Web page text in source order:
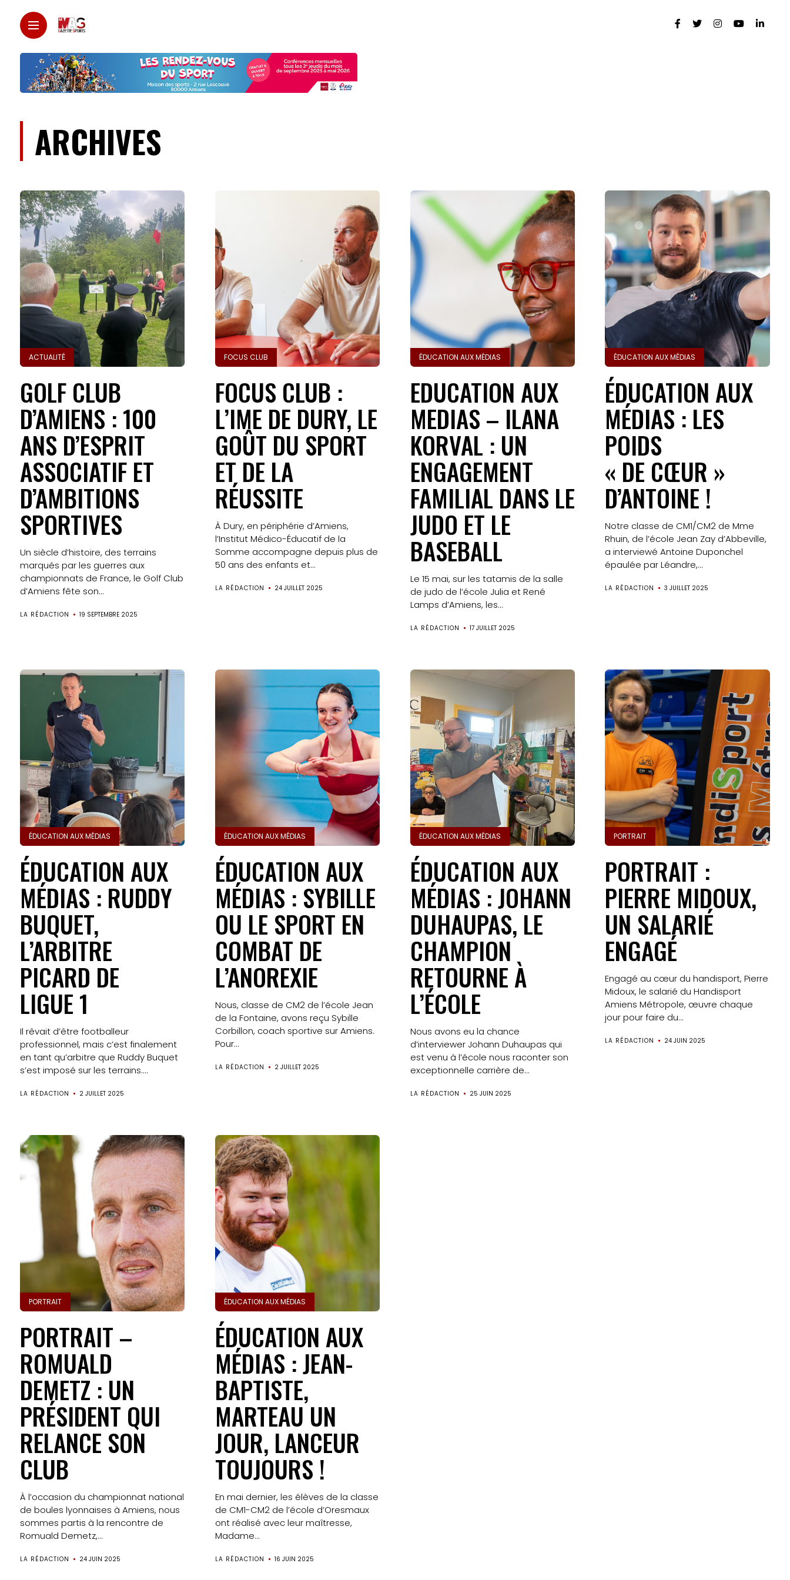
Accueil
Gazette
Sports
Actus
Le
projet
Gazette
Sports
Éducation
aux
médias
à
la
newsletter
Nos
Partenaires
Mentions
légales
Contact
Search
ARCHIVES
ACTUALITÉ
GOLF CLUB
D’AMIENS : 100
ANS D’ESPRIT
ASSOCIATIF ET
D’AMBITIONS
SPORTIVES
Un siècle d’histoire, des terrains
marqués par les guerres aux
championnats de France, le Golf Club
d’Amiens fête son...
LA RÉDACTION 19 SEPTEMBRE 2025
FOCUS CLUB
FOCUS CLUB :
L’IME DE DURY, LE
GOÛT DU SPORT
ET DE LA
RÉUSSITE
À Dury, en périphérie d’Amiens,
l’Institut Médico-Éducatif de la
Somme accompagne depuis plus de
50 ans des enfants et...
LA RÉDACTION 24 JUILLET 2025
ÉDUCATION AUX MÉDIAS
EDUCATION AUX
MEDIAS – ILANA
KORVAL : UN
ENGAGEMENT
FAMILIAL DANS LE
JUDO ET LE
BASEBALL
Le 15 mai, sur les tatamis de la salle
de judo de l’école Julia et René
Lamps d’Amiens, les...
LA RÉDACTION 17 JUILLET 2025
ÉDUCATION AUX MÉDIAS
ÉDUCATION AUX
MÉDIAS : LES
POIDS
« DE CŒUR »
D’ANTOINE !
Notre classe de CM1/CM2 de Mme
Rhuin, de l’école Jean Zay d’Abbeville,
a interviewé Antoine Duponchel
épaulée par Léandre,...
LA RÉDACTION 3 JUILLET 2025
ÉDUCATION AUX MÉDIAS
ÉDUCATION AUX
MÉDIAS : RUDDY
BUQUET,
L’ARBITRE
PICARD DE
LIGUE 1
Il rêvait d’être footballeur
professionnel, mais c’est finalement
en tant qu’arbitre que Ruddy Buquet
s’est imposé sur les terrains....
LA RÉDACTION 2 JUILLET 2025
ÉDUCATION AUX MÉDIAS
ÉDUCATION AUX
MÉDIAS : SYBILLE
OU LE SPORT EN
COMBAT DE
L’ANOREXIE
Nous, classe de CM2 de l’école Jean
de la Fontaine, avons reçu Sybille
Corbillon, coach sportive sur Amiens.
Pour...
LA RÉDACTION 2 JUILLET 2025
ÉDUCATION AUX MÉDIAS
ÉDUCATION AUX
MÉDIAS : JOHANN
DUHAUPAS, LE
CHAMPION
RETOURNE À
L’ÉCOLE
Nous avons eu la chance
d’interviewer Johann Duhaupas qui
est venu à l’école nous raconter son
exceptionnelle carrière de...
LA RÉDACTION 25 JUIN 2025
PORTRAIT
PORTRAIT :
PIERRE MIDOUX,
UN SALARIÉ
ENGAGÉ
Engagé au cœur du handisport, Pierre
Midoux, le salarié du Handisport
Amiens Métropole, œuvre chaque
jour pour faire du...
LA RÉDACTION 24 JUIN 2025
PORTRAIT
PORTRAIT –
ROMUALD
DEMETZ : UN
PRÉSIDENT QUI
RELANCE SON
CLUB
À l’occasion du championnat national
de boules lyonnaises à Amiens, nous
sommes partis à la rencontre de
Romuald Demetz,...
LA RÉDACTION 24 JUIN 2025
ÉDUCATION AUX MÉDIAS
ÉDUCATION AUX
MÉDIAS : JEAN-
BAPTISTE,
MARTEAU UN
JOUR, LANCEUR
TOUJOURS !
En mai dernier, les élèves de la classe
de CM1-CM2 de l’école d’Oresmaux
ont réalisé avec leur maîtresse,
Madame...
LA RÉDACTION 16 JUIN 2025